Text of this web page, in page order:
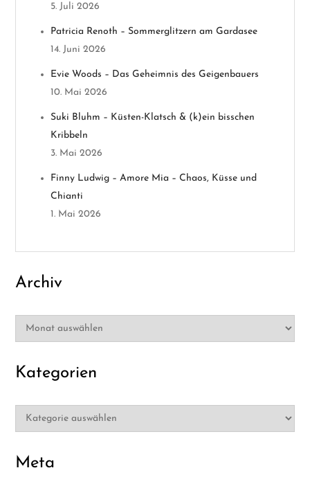
v
a
5. Juli 2026
Patricia Renoth – Sommerglitzern am Gardasee
14. Juni 2026
Evie Woods – Das Geheimnis des Geigenbauers
10. Mai 2026
Suki Bluhm – Küsten-Klatsch & (k)ein bisschen
Kribbeln
3. Mai 2026
Finny Ludwig – Amore Mia – Chaos, Küsse und
Chianti
1. Mai 2026
Archiv
Archiv
Kategorien
Kategorien
Meta